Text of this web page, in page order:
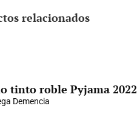
relacionados
tinto roble Pyjama 2022
Demencia